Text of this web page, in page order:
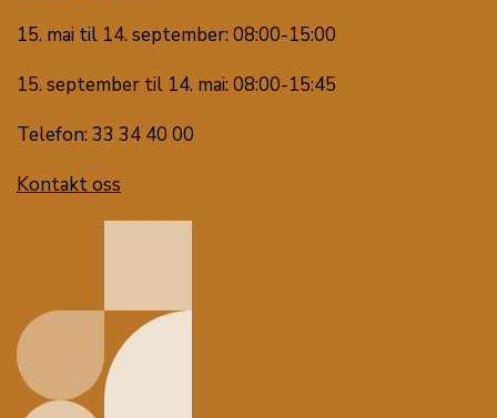
15. mai til 14. september: 08:00-15:00
15. september til 14. mai: 08:00-15:45
Telefon: 33 34 40 00
Kontakt oss